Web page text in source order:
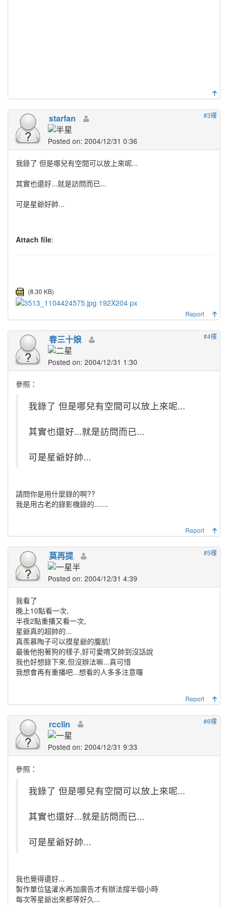
#3樓
starfan
Posted on: 2004/12/31 0:36
我錄了 但是哪兒有空間可以放上來呢...
其實也還好...就是訪問而已...
可是星爺好帥...
Attach file:
(8.30 KB)
Report
#4樓
春三十娘
Posted on: 2004/12/31 1:30
參照：
我錄了 但是哪兒有空間可以放上來呢...
其實也還好...就是訪問而已...
可是星爺好帥...
請問你是用什麼錄的啊??
我是用古老的錄影機錄的.......
Report
#5樓
莫再提
Posted on: 2004/12/31 4:39
我看了
晚上10點看一次,
半夜2點重播又看一次,
星爺真的超帥的...
真羨慕陶子可以摸星爺的腹肌!
最後他抱著狗的樣子,好可愛唷又帥到沒話說
我也好想錄下來,但沒辦法嘛...真可惜
我想會再有重播吧...想看的人多多注意囉
Report
#6樓
rcclin
Posted on: 2004/12/31 9:33
參照：
我錄了 但是哪兒有空間可以放上來呢...
其實也還好...就是訪問而已...
可是星爺好帥...
我也覺得還好...
製作單位猛灌水再加廣告才有辦法撐半個小時
每次等星爺出來都等好久...